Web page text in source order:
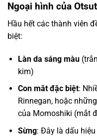
Ngoại hình của
Hầu hết các thành viên
biệt:
Làn da sáng màu
kim)
Con mắt đặc biệt:
Rinnegan, hoặc
của Momoshiki (mắt
Sừng: Đây là dấu